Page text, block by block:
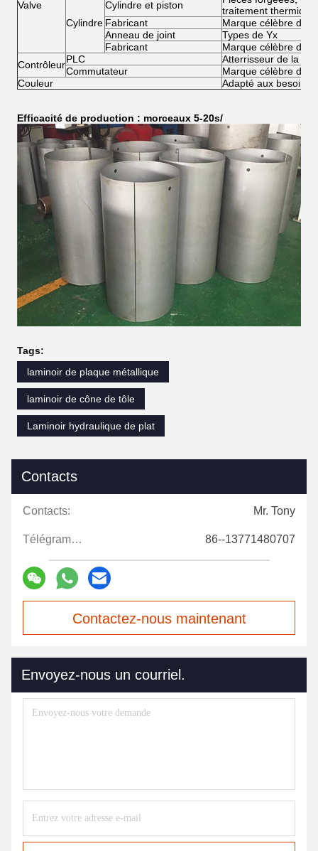
Valve
Cylindre
Cylindre et piston
traitement thermique
Fabricant
Marque célèbre de
Anneau de joint
Types de Yx
Fabricant
Marque célèbre de
ContrôleurPLC
Atterrisseur de la
Commutateur
Marque célèbre de
Couleur
Adapté aux besoins
Efficacité de production : morceaux 5-20s/
Tags:
laminoir de plaque métallique
laminoir de cône de tôle
Laminoir hydraulique de plat
Contacts
Contacts: Mr. Tony
Télégramme: 86--13771480707
Contactez-nous maintenant
Envoyez-nous un courriel.